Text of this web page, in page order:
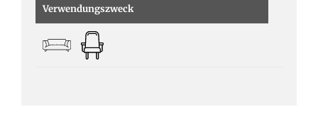
Verwendungszweck